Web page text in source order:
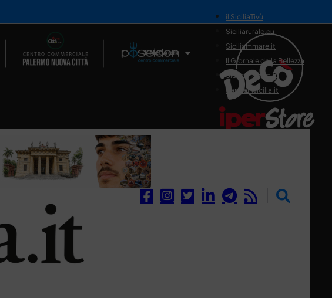
Il Network
il SiciliaTivù
Siciliarurale.eu
Siciliammare.it
Il Giornale della Bellezza
Siciliamedica.it
Sanitainsicilia.it